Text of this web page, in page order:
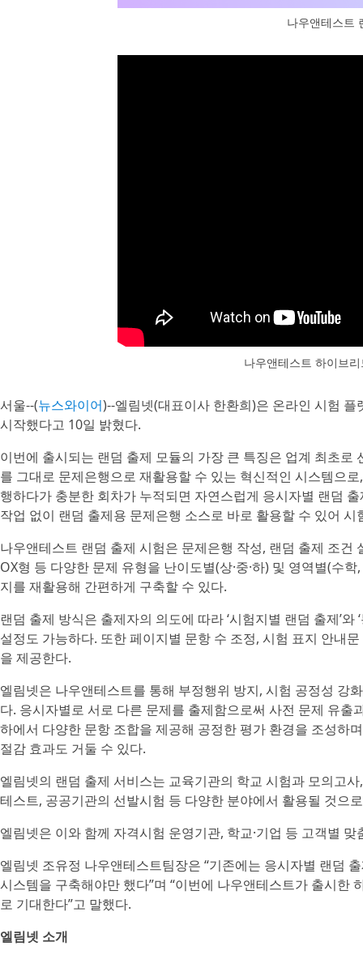
나우앤테스트
나우앤테스트 하이브
서울--(뉴스와이어)--엘림넷(대표이사 한환희)은 온라인 시험 플
시작했다고 10일 밝혔다.
이번에 출시되는 랜덤 출제 모듈의 가장 큰 특징은 업계 최초로
를 그대로 문제은행으로 재활용할 수 있는 혁신적인 시스템으
행하다가 충분한 회차가 누적되면 자연스럽게 응시자별 랜덤
작업 없이 랜덤 출제용 문제은행 소스로 바로 활용할 수 있어
나우앤테스트 랜덤 출제 시험은 문제은행 작성, 랜덤 출제 조
OX형 등 다양한 문제 유형을 난이도별(상·중·하) 및 영역별(수
지를 재활용해 간편하게 구축할 수 있다.
랜덤 출제 방식은 출제자의 의도에 따라 ‘시험지별 랜덤 출제’
설정도 가능하다. 또한 페이지별 문항 수 조정, 시험 표지 안내
을 제공한다.
엘림넷은 나우앤테스트를 통해 부정행위 방지, 시험 공정성 강
다. 응시자별로 서로 다른 문제를 출제함으로써 사전 문제 유
하에서 다양한 문항 조합을 제공해 공정한 평가 환경을 조성하
절감 효과도 거둘 수 있다.
엘림넷의 랜덤 출제 서비스는 교육기관의 학교 시험과 모의고
테스트, 공공기관의 선발시험 등 다양한 분야에서 활용될 것으
엘림넷은 이와 함께 자격시험 운영기관, 학교·기업 등 고객별
엘림넷 조유정 나우앤테스트팀장은 “기존에는 응시자별 랜덤
시스템을 구축해야만 했다”며 “이번에 나우앤테스트가 출시
로 기대한다”고 말했다.
엘림넷 소개